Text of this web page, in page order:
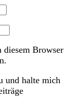
diesem Browser
und halte mich